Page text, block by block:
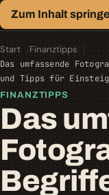
Zum Inhalt
Finanz-
Geld, einfach erklärt.
Finanztipps
Kredite
Geld-/
Krypto
Steuern
Start Finanztipps
Das umfassende
und Tipps für
FINANZTIPPS
Das